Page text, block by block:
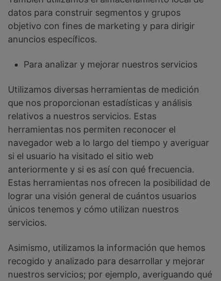
datos para construir segmentos y grupos
objetivo con fines de marketing y para dirigir
anuncios específicos.
Para analizar y mejorar nuestros servicios
Utilizamos diversas herramientas de medición
que nos proporcionan estadísticas y análisis
relativos a nuestros servicios. Estas
herramientas nos permiten reconocer el
navegador web a lo largo del tiempo y averiguar
si el usuario ha visitado el sitio web
anteriormente y si es así con qué frecuencia.
Estas herramientas nos ofrecen la posibilidad de
lograr una visión general de cuántos usuarios
únicos tenemos y cómo utilizan nuestros
servicios.
Asimismo, utilizamos la información que hemos
recogido y analizado para desarrollar y mejorar
nuestros servicios; por ejemplo, averiguando qué